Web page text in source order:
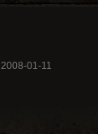
2008-01-11